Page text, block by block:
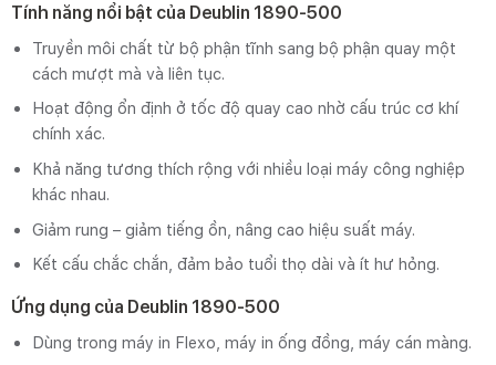
Tính năng nổi bật của Deublin 1890-500
Truyền môi chất từ bộ phận tĩnh sang bộ phận quay một
cách mượt mà và liên tục.
Hoạt động ổn định ở tốc độ quay cao nhờ cấu trúc cơ khí
chính xác.
Khả năng tương thích rộng với nhiều loại máy công nghiệp
khác nhau.
Giảm rung – giảm tiếng ồn, nâng cao hiệu suất máy.
Kết cấu chắc chắn, đảm bảo tuổi thọ dài và ít hư hỏng.
Ứng dụng của Deublin 1890-500
Dùng trong máy in Flexo, máy in ống đồng, máy cán màng.